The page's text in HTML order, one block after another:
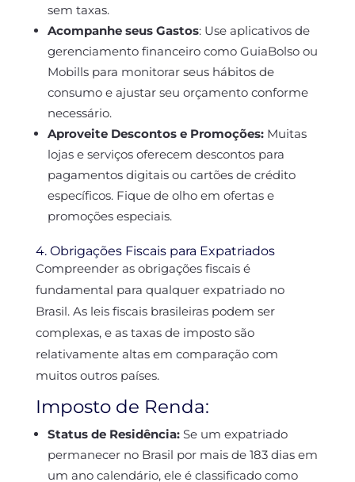
sem taxas.
Acompanhe seus Gastos: Use aplicativos de
gerenciamento financeiro como GuiaBolso ou
Mobills para monitorar seus hábitos de
consumo e ajustar seu orçamento conforme
necessário.
Aproveite Descontos e Promoções:Muitas
lojas e serviços oferecem descontos para
pagamentos digitais ou cartões de crédito
específicos. Fique de olho em ofertas e
promoções especiais.
4. Obrigações Fiscais para Expatriados
Compreender as obrigações fiscais é
fundamental para qualquer expatriado no
Brasil. As leis fiscais brasileiras podem ser
complexas, e as taxas de imposto são
relativamente altas em comparação com
muitos outros países.
Imposto de Renda:
Status de Residência: Se um expatriado
permanecer no Brasil por mais de 183 dias em
um ano calendário, ele é classificado como